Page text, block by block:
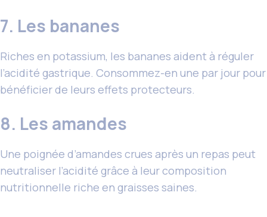
7. Les bananes
Riches en potassium, les bananes aident à réguler
l’acidité gastrique. Consommez-en une par jour pour
bénéficier de leurs effets protecteurs.
8. Les amandes
Une poignée d’amandes crues après un repas peut
neutraliser l’acidité grâce à leur composition
nutritionnelle riche en graisses saines.